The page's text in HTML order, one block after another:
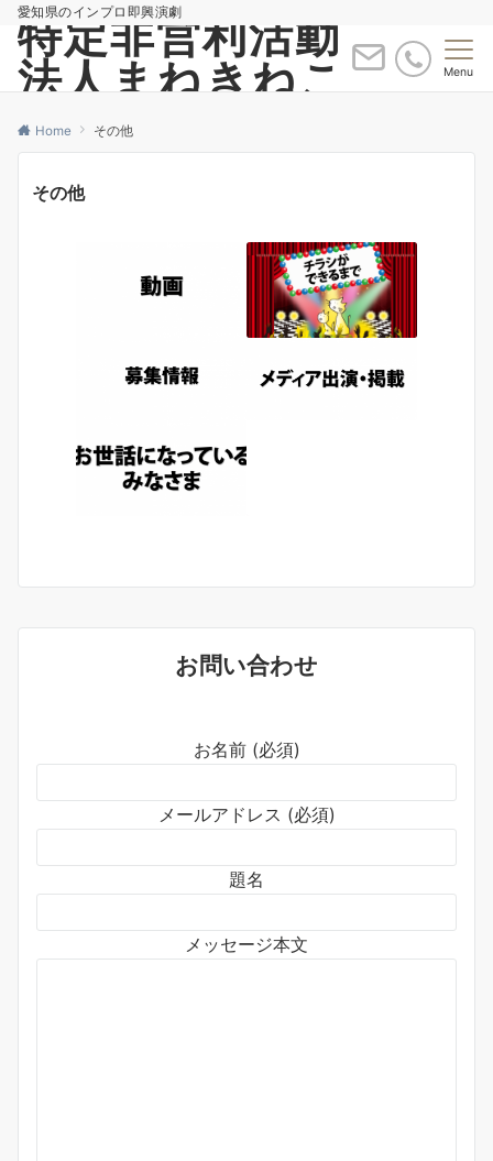
愛知県のインプロ即興演劇
特定非営利活動
法人まねきねこ
Menu
Home その他
その他
お問い合わせ
お名前 (必須)
メールアドレス (必須)
題名
メッセージ本文